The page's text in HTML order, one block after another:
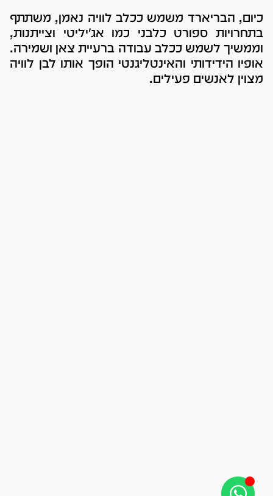
כיום, הבריארד משמש ככלב לוויה נאמן, משתתף
בתחרויות ספורט כלבני כמו אג'יליטי וצייתנות,
וממשיך לשמש ככלב עבודה ברעיית צאן ושמירה.
אופיו הידידותי והאינטליגנטי הופך אותו לבן לוויה
מצוין לאנשים פעילים.